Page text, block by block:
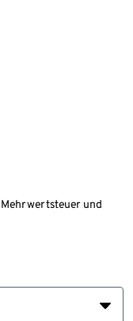
und